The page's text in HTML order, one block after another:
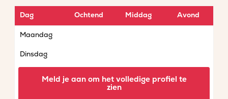
Dag Ochtend Middag Avond
Maandag
Dinsdag
Meld je aan om het volledige profiel te
zien